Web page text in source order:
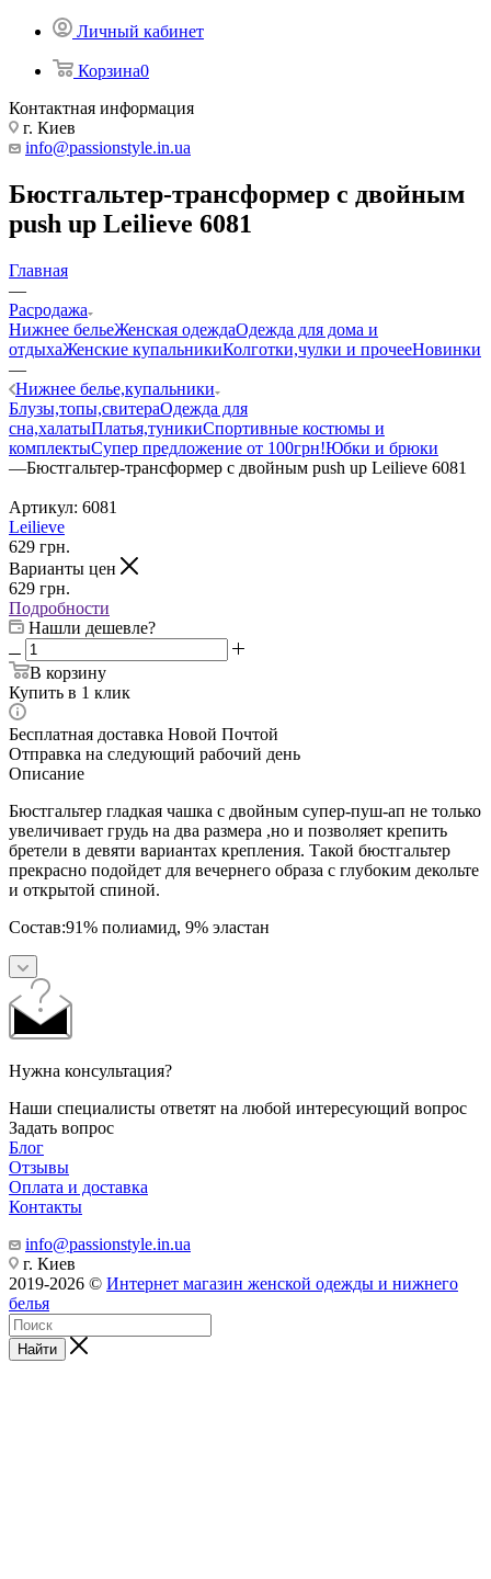
Личный кабинет
Корзина0
Контактная информация
г. Киев
info@passionstyle.in.ua
Бюстгальтер-трансформер с двойным
push up Leilieve 6081
Главная
—
Расродажа
Нижнее бельеЖенская одеждаОдежда для дома и
отдыхаЖенские купальникиКолготки,чулки и прочееНовинки
—
Нижнее белье,купальники
Блузы,топы,свитераОдежда для
сна,халатыПлатья,туникиСпортивные костюмы и
комплектыСупер предложение от 100грн!Юбки и брюки
—Бюстгальтер-трансформер с двойным push up Leilieve 6081
Артикул: 6081
Leilieve
629 грн.
Варианты цен
629 грн.
Подробности
Нашли дешевле?
В корзину
Купить в 1 клик
Бесплатная доставка Новой Почтой
Отправка на следующий рабочий день
Описание
Бюстгальтер гладкая чашка с двойным супер-пуш-ап не только
увеличивает грудь на два размера ,но и позволяет крепить
бретели в девяти вариантах крепления. Такой бюстгальтер
прекрасно подойдет для вечернего образа с глубоким декольте
и открытой спиной.
Состав:91% полиамид, 9% эластан
Нужна консультация?
Наши специалисты ответят на любой интересующий вопрос
Задать вопрос
Блог
Отзывы
Оплата и доставка
Контакты
info@passionstyle.in.ua
г. Киев
2019-2026 © Интернет магазин женской одежды и нижнего
белья
Найти